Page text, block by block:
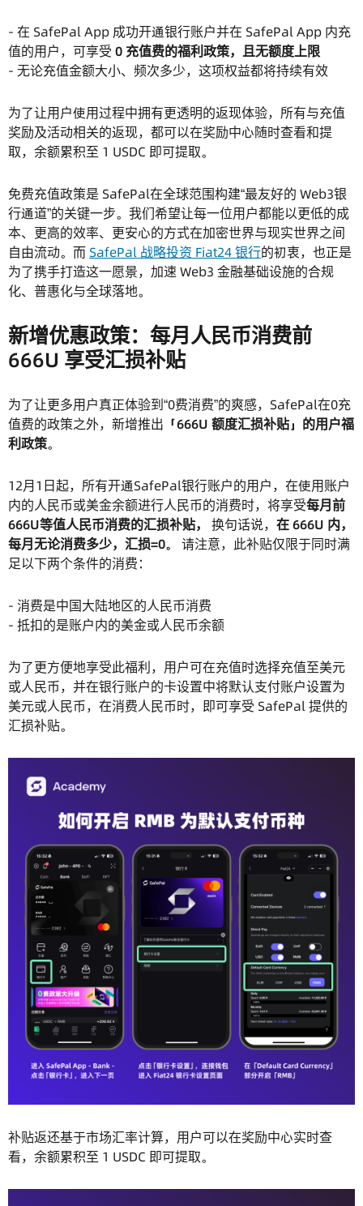
- 在 SafePal App 成功开通银行账户并在 SafePal App 内充
值的用户，可享受 0 充值费的福利政策，且无额度上限
- 无论充值金额大小、频次多少，这项权益都将持续有效
为了让用户使用过程中拥有更透明的返现体验，所有与充值
奖励及活动相关的返现，都可以在奖励中心随时查看和提
取，余额累积至 1 USDC 即可提取。
免费充值政策是 SafePal在全球范围构建“最友好的 Web3银
行通道”的关键一步。我们希望让每一位用户都能以更低的成
本、更高的效率、更安心的方式在加密世界与现实世界之间
自由流动。而 SafePal 战略投资 Fiat24 银行的初衷，也正是
为了携手打造这一愿景，加速 Web3 金融基础设施的合规
化、普惠化与全球落地。
新增优惠政策：每月人民币消费前
666U 享受汇损补贴
为了让更多用户真正体验到“0费消费”的爽感，SafePal在0充
值费的政策之外，新增推出 「666U 额度汇损补贴」的用户福
利政策。
12月1日起，所有开通SafePal银行账户的用户，在使用账户
内的人民币或美金余额进行人民币的消费时，将享受每月前
666U等值人民币消费的汇损补贴， 换句话说， 在 666U 内，
每月无论消费多少，汇损=0。
请注意，此补贴仅限于同时满
足以下两个条件的消费：
- 消费是中国大陆地区的人民币消费
- 抵扣的是账户内的美金或人民币余额
为了更方便地享受此福利，用户可在充值时选择充值至美元
或人民币，并在银行账户的卡设置中将默认支付账户设置为
美元或人民币，在消费人民币时，即可享受 SafePal 提供的
汇损补贴。
补贴返还基于市场汇率计算，用户可以在奖励中心实时查
看，余额累积至 1 USDC 即可提取。